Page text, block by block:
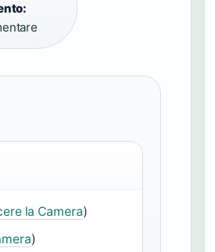
la Camera)
)